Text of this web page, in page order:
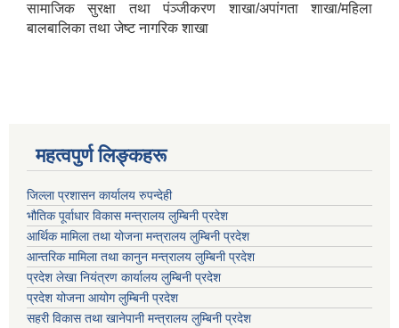
सामाजिक सुरक्षा तथा पंञ्जीकरण शाखा/अपांगता शाखा/महिला
बालबालिका तथा जेष्ट नागरिक शाखा
महत्वपुर्ण लिङ्कहरू
जिल्ला प्रशासन कार्यालय रुपन्देही
भौतिक पूर्वाधार विकास मन्त्रालय लुम्बिनी प्रदेश
आर्थिक मामिला तथा योजना मन्त्रालय लुम्बिनी प्रदेश
आन्तरिक मामिला तथा कानुन मन्त्रालय लुम्बिनी प्रदेश
प्रदेश लेखा नियंत्रण कार्यालय लुम्बिनी प्रदेश
प्रदेश योजना आयोग लुम्बिनी प्रदेश
सहरी विकास तथा खानेपानी मन्त्रालय लुम्बिनी प्रदेश